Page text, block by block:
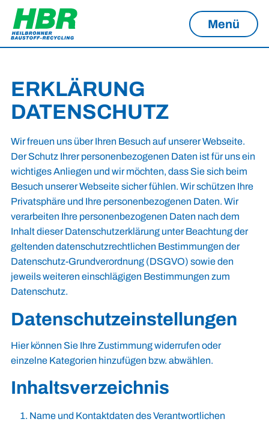
Menü
ERKLÄRUNG
DATENSCHUTZ
Wir freuen uns über Ihren Besuch auf unserer Webseite.
Der Schutz Ihrer personenbezogenen Daten ist für uns ein
wichtiges Anliegen und wir möchten, dass Sie sich beim
Besuch unserer Webseite sicher fühlen. Wir schützen Ihre
Privatsphäre und Ihre personenbezogenen Daten. Wir
verarbeiten Ihre personenbezogenen Daten nach dem
Inhalt dieser Datenschutzerklärung unter Beachtung der
geltenden datenschutzrechtlichen Bestimmungen der
Datenschutz-Grundverordnung (DSGVO) sowie den
jeweils weiteren einschlägigen Bestimmungen zum
Datenschutz.
Datenschutzeinstellungen
Hierkönnen Sie Ihre Zustimmung widerrufen oder
einzelne Kategorien hinzufügen bzw. abwählen.
Inhaltsverzeichnis
Name und Kontaktdaten des Verantwortlichen